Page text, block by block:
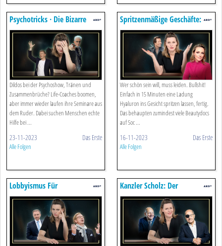
Psychotricks · Die Bizarre
Show Der Life-coaches
Dildos bei der Psychoshow, Tränen und
Zusammenbrüche? Life-Coaches boomen,
aber immer wieder laufen ihre Seminare aus
dem Ruder. Dabei suchen Menschen echte
Hilfe bei ...
23-11-2023 Das Erste
Alle Folgen
Spritzenmäßige Geschäfte:
Junge Frauen Beim Beautydoc
Wer schön sein will, muss leiden. Bullshit!
Einfach in 15 Minuten eine Ladung
Hyaluron ins Gesicht spritzen lassen, fertig.
Das behaupten zumindest viele Beautydocs
auf Soc ...
16-11-2023 Das Erste
Alle Folgen
Lobbyismus Für
Besserverdienende: Die Show
Vom Bund Der Steuerzahler
Kanzler Scholz: Der
Unsozialdemokrat